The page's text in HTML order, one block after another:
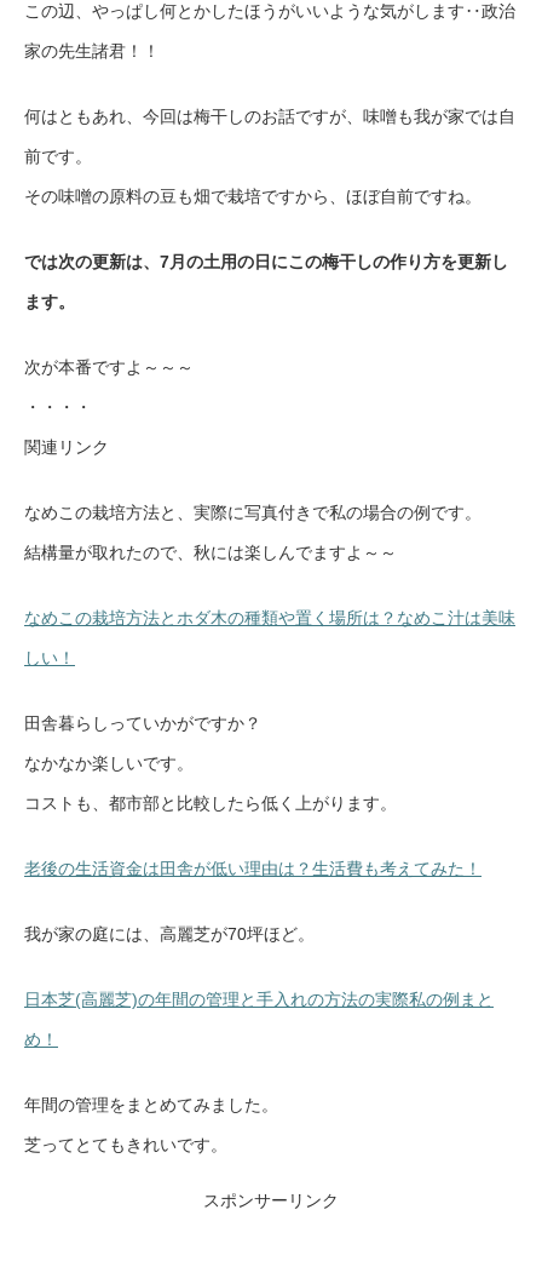
この辺、やっぱし何とかしたほうがいいような気がします‥政治
家の先生諸君！！
何はともあれ、今回は梅干しのお話ですが、味噌も我が家では自
前です。
その味噌の原料の豆も畑で栽培ですから、ほぼ自前ですね。
では次の更新は、7月の土用の日にこの梅干しの作り方を更新し
ます。
次が本番ですよ～～～
・・・・
関連リンク
なめこの栽培方法と、実際に写真付きで私の場合の例です。
結構量が取れたので、秋には楽しんでますよ～～
なめこの栽培方法とホダ木の種類や置く場所は？なめこ汁は美味
しい！
田舎暮らしっていかがですか？
なかなか楽しいです。
コストも、都市部と比較したら低く上がります。
老後の生活資金は田舎が低い理由は？生活費も考えてみた！
我が家の庭には、高麗芝が70坪ほど。
日本芝(高麗芝)の年間の管理と手入れの方法の実際私の例まと
め！
年間の管理をまとめてみました。
芝ってとてもきれいです。
スポンサーリンク